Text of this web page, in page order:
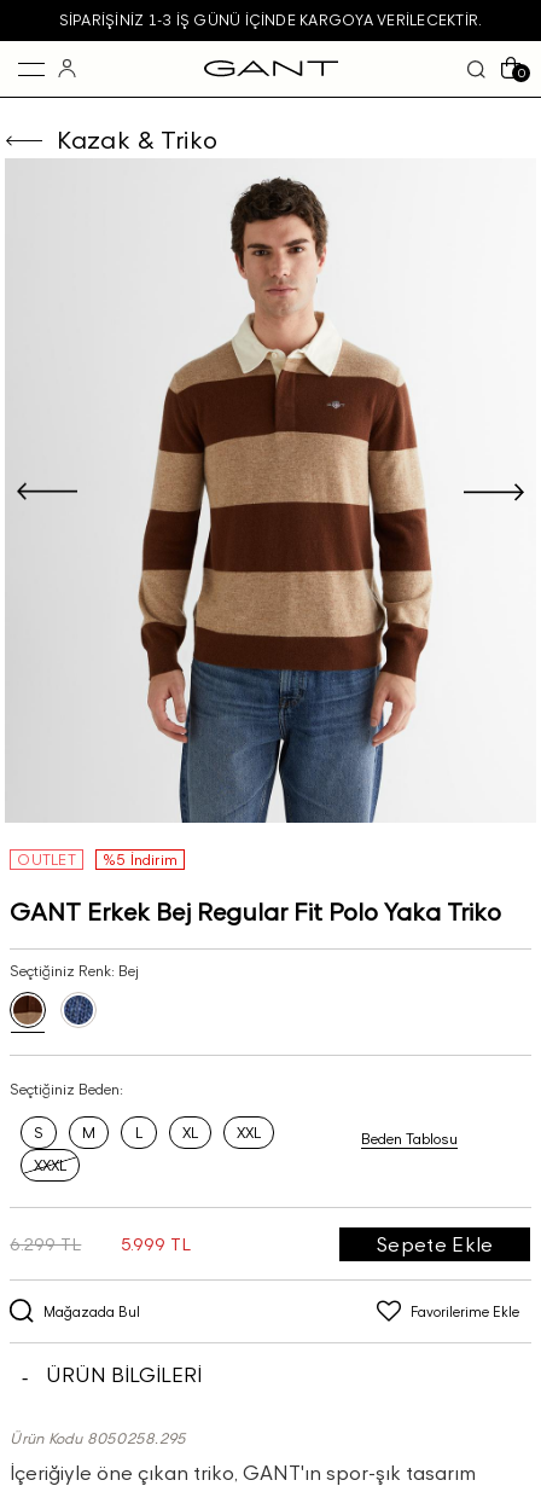
SIPARIŞINIZ 1-3 IŞ GÜNÜ IÇINDE KARGOYA VERILECEKTIR.
0
Kazak & Triko
OUTLET %5 İndirim
GANT Erkek Bej Regular Fit Polo Yaka Triko
Seçtiğiniz Renk: Bej
Seçtiğiniz Beden:
S M L XL
XXL
XXXL
Beden Tablosu
Mağazada Bul Favorilerime Ekle
6.299 TL 5.999 TL Sepete Ekle
ÜRÜN BİLGİLERİ
Ürün Kodu 8050258.295
İçeriğiyle öne çıkan triko, GANT'ın spor-şık tasarım